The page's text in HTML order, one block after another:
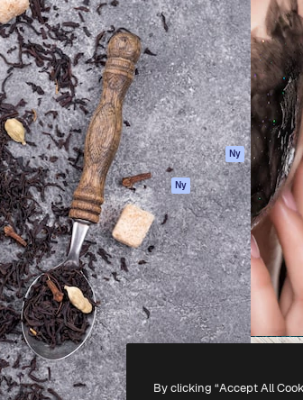
för att förverkliga
1 miljon
företag,
Spaces
AI-assistent
AI-bildgenerator
AI-videogenerator
AI-röstgenerator
Stock-innehåll
MCP för
Claude/ChatGPT
Ny
Agenter Ny
API
Mobilapp
Alla Magnific-
verktyg
Original
Företag
Company S.L.U.Alla rättigheter reserverade
By clicking “Accept All